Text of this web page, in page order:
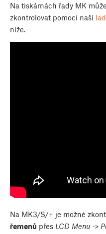
Na tiskárnách řady MK
zkontrolovat pomocí naší
níže.
Na MK3/S/+ je možné
řemenů přes LCD Menu ->